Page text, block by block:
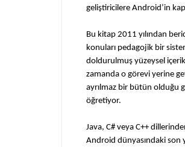
geliştiricilere Android’in
Bu kitap 2011 yılından
konuları pedagojik bir
doldurulmuş yüzeysel
zamanda o görevi yerine
ayrılmaz bir bütün olduğu
öğretiyor.
Java, C# veya C++
Android dünyasındaki son